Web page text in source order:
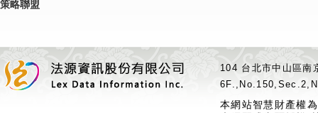
策略聯盟
104 台北市中山區
本網站智慧財產權